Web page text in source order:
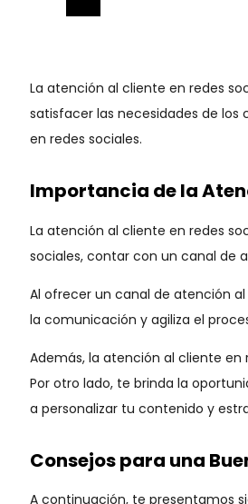
La atención al cliente en redes
satisfacer las necesidades de
en redes sociales.
Importancia de la
La atención al cliente en redes
sociales, contar con un canal de
Al ofrecer un canal de atención
la comunicación y agiliza el
Además, la atención al cliente
Por otro lado, te brinda la
a personalizar tu contenido y
Consejos para una
A continuación, te presentamos